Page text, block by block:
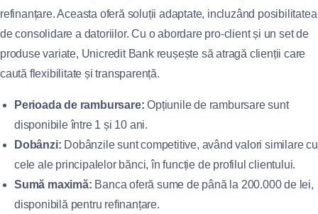
refinanțare. Aceasta oferă soluții adaptate, incluzând posibilitatea
de consolidare a datoriilor. Cu o abordare pro-client și un set de
produse variate, Unicredit Bank reușește să atragă clienții care
caută flexibilitate și transparență.
Perioada de rambursare:Opțiunile de rambursare sunt
disponibile între 1 și 10 ani.
Dobânzi: Dobânzile sunt competitive, având valori similare cu
cele ale principalelor bănci, în funcție de profilul clientului.
Sumă maximă: Banca oferă sume de până la 200.000 de lei,
disponibilă pentru refinanțare.